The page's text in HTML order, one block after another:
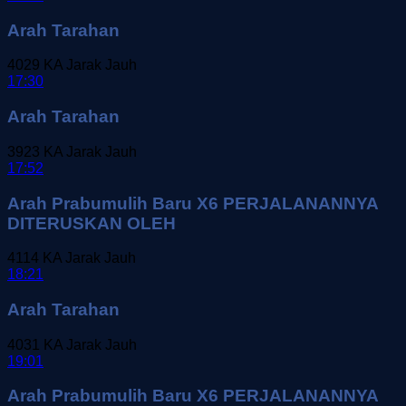
Arah Tarahan
4029 KA Jarak Jauh
17:30
Arah Tarahan
3923 KA Jarak Jauh
17:52
Arah Prabumulih Baru X6 PERJALANANNYA
DITERUSKAN OLEH
4114 KA Jarak Jauh
18:21
Arah Tarahan
4031
KA Jarak Jauh
19:01
Arah Prabumulih Baru X6 PERJALANANNYA